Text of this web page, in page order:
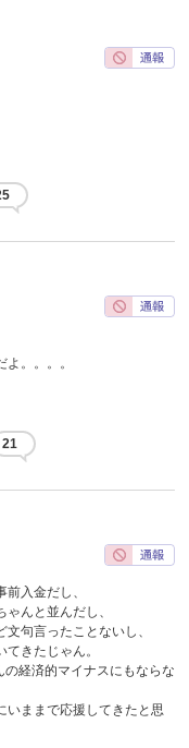
。。。。
21
入金だし、
んと並んだし、
句言ったことないし、
きたじゃん。
の経済的マイナスにもならな
いままで応援してきたと思